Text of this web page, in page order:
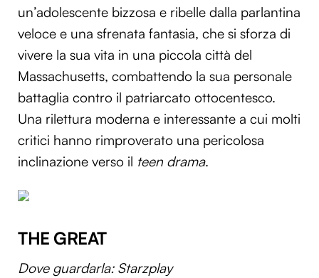
un’adolescente bizzosa e ribelle dalla parlantina
veloce e una sfrenata fantasia, che si sforza di
vivere la sua vita in una piccola città del
Massachusetts, combattendo la sua personale
battaglia contro il patriarcato ottocentesco.
Una rilettura moderna e interessante a cui molti
critici hanno rimproverato una pericolosa
inclinazione verso il teen drama.
THE GREAT
Dove guardarla: Starzplay